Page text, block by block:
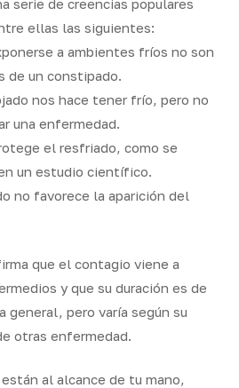
serie de creencias populares
ellas las siguientes:
a ambientes fríos no son
de un constipado.
nos hace tener frío, pero no
una enfermedad.
el resfriado, como se
un estudio científico.
no favorece la aparición del
que el contagio viene a
y que su duración es de
general, pero varía según su
otras enfermedad.
al alcance de tu mano,